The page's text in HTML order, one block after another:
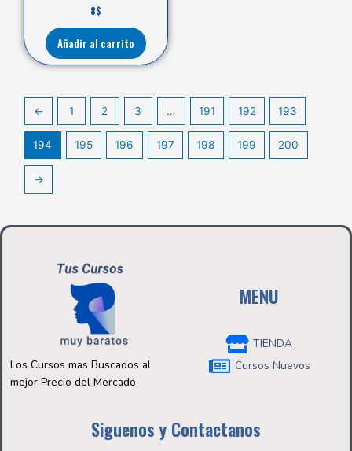
8$
Añadir al carrito
← 1 2 3 … 191 192 193
194 195 196 197 198 199 200
→
Los Cursos mas Buscados al
mejor Precio del Mercado
MENU
TIENDA
Cursos Nuevos
Siguenos y Contactanos